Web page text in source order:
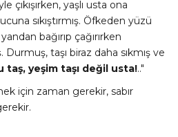
çıkışırken, yaşlı usta ona
sıkıştırmış. Öfkeden yüzü
bağırıp çağırırken
taşı biraz daha sıkmış ve
taş, yeşim taşı değil usta!.."
için zaman gerekir, sabır